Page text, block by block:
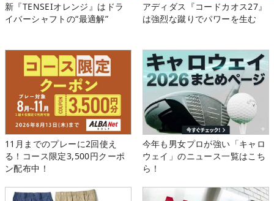
新『TENSEIオレンジ』はドラ
イバーシャフトの“最適解”
アディダス『コードカオス27』
は強烈な蹴りでパワーを生む
11月までのプレーに2回使え
る！コース限定3,500円クーポ
ン配布中！
今年も男女プロが強い「キャロ
ウェイ」のニュース一覧はこち
ら！